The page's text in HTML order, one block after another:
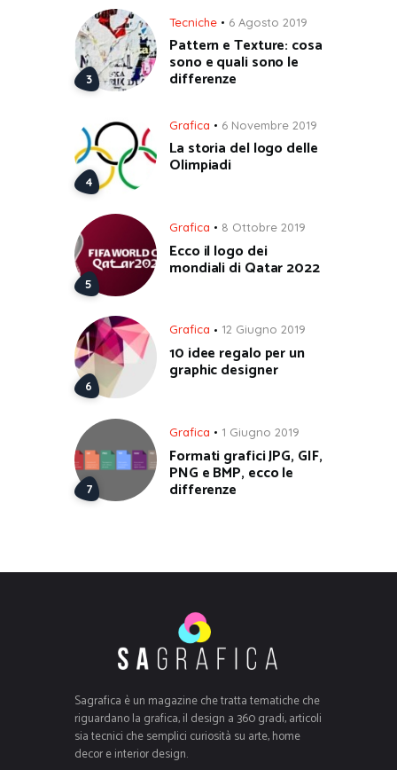
Tecniche 6 Agosto 2019
Pattern e Texture: cosa
sono e quali sono le
differenze
Grafica 6 Novembre 2019
La storia del logo delle
Olimpiadi
Grafica 8 Ottobre 2019
Ecco il logo dei
mondiali di Qatar 2022
Grafica 12 Giugno 2019
10 idee regalo per un
graphic designer
Grafica 1 Giugno 2019
Formati grafici JPG, GIF,
PNG e BMP, ecco le
differenze
Sagrafica è un magazine che tratta tematiche che
riguardano la grafica, il design a 360 gradi, articoli
sia tecnici che semplici curiosità su arte, home
decor e interior design.